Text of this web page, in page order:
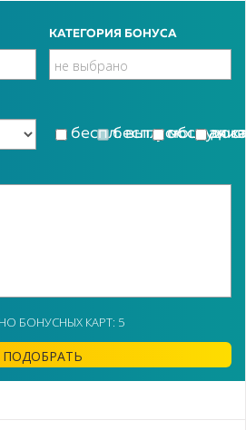
КАТЕГОРИЯ БОНУСА
беспл. выпуск
беспл.моцная
БОНУСНЫХ КАРТ: 5
ПОДОБРАТЬ